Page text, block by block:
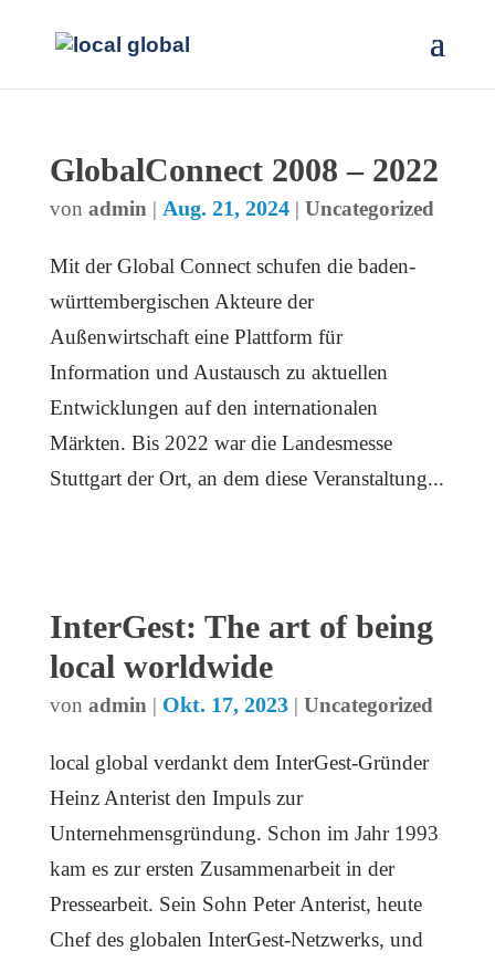
GlobalConnect 2008 – 2022
von admin | Aug. 21, 2024| Uncategorized
Mit der Global Connect schufen die baden-
württembergischen Akteure der
Außenwirtschaft eine Plattform für
Information und Austausch zu aktuellen
Entwicklungen auf den internationalen
Märkten. Bis 2022 war die Landesmesse
Stuttgart der Ort, an dem diese Veranstaltung...
InterGest: The art of being
local worldwide
von admin | Okt. 17, 2023| Uncategorized
local global verdankt dem InterGest-Gründer
Heinz Anterist den Impuls zur
Unternehmensgründung. Schon im Jahr 1993
kam es zur ersten Zusammenarbeit in der
Pressearbeit. Sein Sohn Peter Anterist, heute
Chef des globalen InterGest-Netzwerks, und